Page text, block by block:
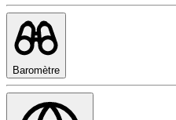
Baromètre